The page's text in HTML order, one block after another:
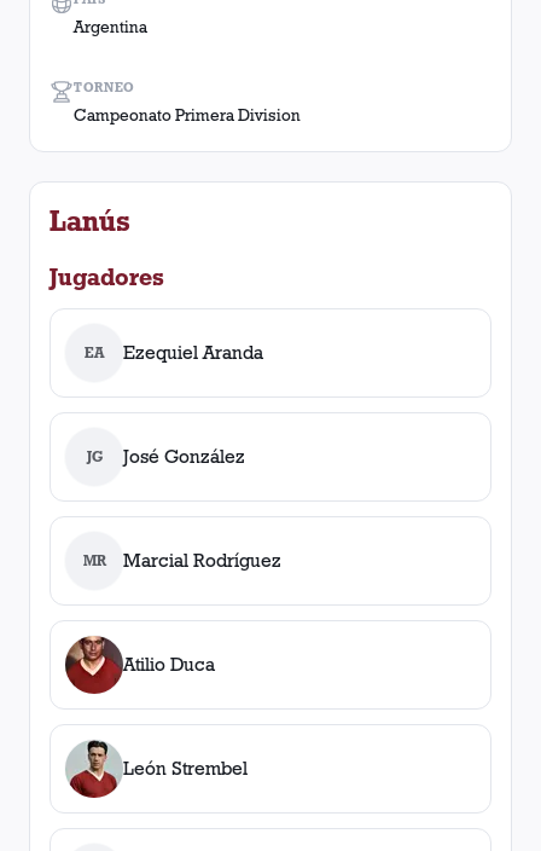
TORNEO
Campeonato Primera Division
Argentina
Lanús
Jugadores
EA Ezequiel Aranda
JG José González
MR Marcial Rodríguez
Atilio Duca
León Strembel